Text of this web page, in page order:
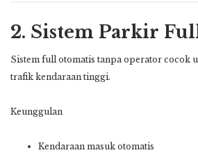
2. Sistem Parkir
Sistem full otomatis tanpa operator cocok
trafik kendaraan tinggi.
Keunggulan
Kendaraan masuk otomatis